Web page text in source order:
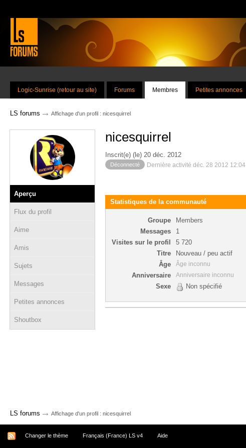
Logic-Sunrise (retour au site) Forums Membres Petites annonces
LS forums → Affichage d'un profil : nicesquirrel
Aperçu
Flux du profil
Aime
Amis
Sujets
Messages
Petites annonces
Shoutbox
nicesquirrel
Inscrit(e) (le) 20 déc. 2012
Déconnecté Dernière activité déc. 28 2012 12:04
Statistiques de la communauté
Groupe
Members
Messages
1
Visites sur le profil
5 720
Titre
Nouveau / peu actif
Âge
Âge inconnu
Anniversaire Anniversaire inconnu
Sexe Non spécifié
LS forums → Affichage d'un profil : nicesquirrel
Changer le thème Français (France) LS v4 Aide